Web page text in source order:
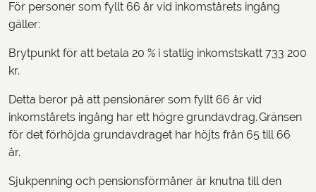
För personer som fyllt 66 år vid inkomstårets ingång
gäller:
Brytpunkt för att betala 20 % i statlig inkomstskatt 733 200
kr.
Detta beror på att pensionärer som fyllt 66 år vid
inkomstårets ingång har ett högre grundavdrag. Gränsen
för det förhöjda grundavdraget har höjts från 65 till 66
år.
Sjukpenning och pensionsförmåner är knutna till den